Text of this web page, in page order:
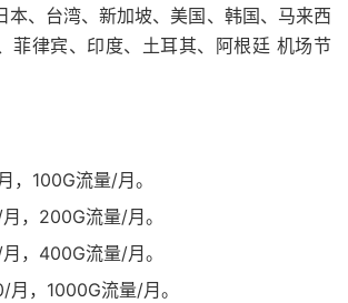
本、台湾、新加坡、美国、韩国、马来西
菲律宾、印度、土耳其、阿根廷 机场节
，100G流量/月。
，200G流量/月。
，400G流量/月。
月，1000G流量/月。